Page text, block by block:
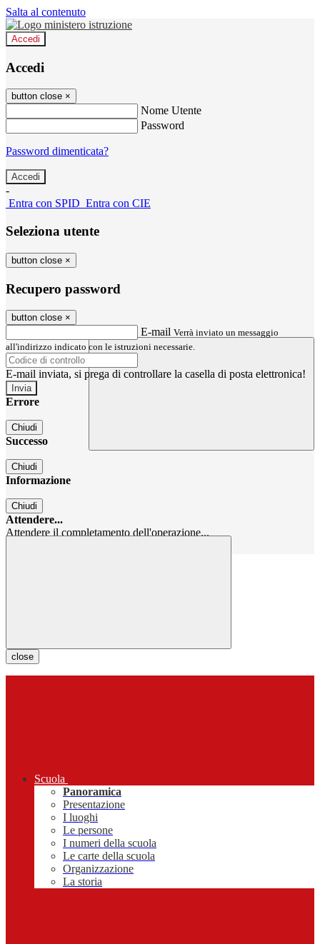
Salta al contenuto
Accedi
Accedi
button close ×
Nome Utente
Password
Password dimenticata?
-
Entra con SPID Entra con CIE
Seleziona utente
button close ×
Recupero password
button close ×
E-mail Verrà inviato un messaggio
all'indirizzo indicato con le istruzioni necessarie.
E-mail inviata, si prega di controllare la casella di posta elettronica!
Errore
Chiudi
Successo
Chiudi
Informazione
Chiudi
Attendere...
Attendere il completamento dell'operazione...
close
Scuola
Panoramica
Presentazione
I luoghi
Le persone
I numeri della scuola
Le carte della scuola
Organizzazione
La storia